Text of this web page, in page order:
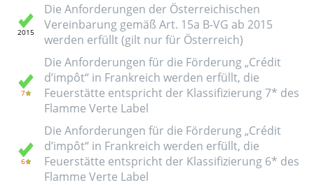
Die Anforderungen der Österreichischen
Vereinbarung gemäß Art. 15a B-VG ab 2015
werden erfüllt (gilt nur für Österreich)
Die Anforderungen für die Förderung „Crédit
d’impôt“ in Frankreich werden erfüllt, die
Feuerstätte entspricht der Klassifizierung 7* des
Flamme Verte Label
Die Anforderungen für die Förderung „Crédit
d’impôt“ in Frankreich werden erfüllt, die
Feuerstätte entspricht der Klassifizierung 6* des
Flamme Verte Label